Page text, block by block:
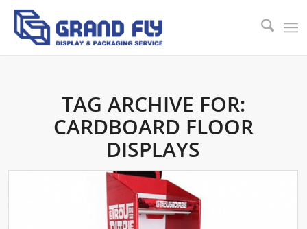
TAG ARCHIVE FOR:
CARDBOARD FLOOR
DISPLAYS